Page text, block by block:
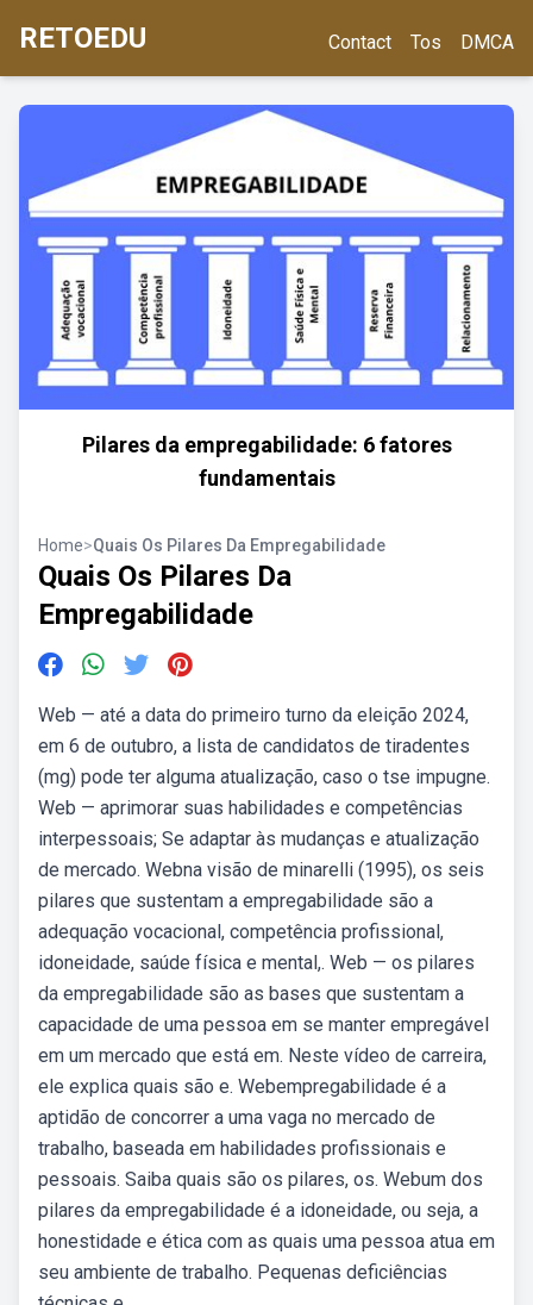
RETOEDU Contact Tos DMCA
Pilares da empregabilidade: 6 fatores
fundamentais
Home>Quais Os Pilares Da Empregabilidade
Quais Os Pilares Da
Empregabilidade
Web — até a data do primeiro turno da eleição 2024,
em 6 de outubro, a lista de candidatos de tiradentes
(mg) pode ter alguma atualização, caso o tse impugne.
Web — aprimorar suas habilidades e competências
interpessoais; Se adaptar às mudanças e atualização
de mercado. Webna visão de minarelli (1995), os seis
pilares que sustentam a empregabilidade são a
adequação vocacional, competência profissional,
idoneidade, saúde física e mental,. Web — os pilares
da empregabilidade são as bases que sustentam a
capacidade de uma pessoa em se manter empregável
em um mercado que está em. Neste vídeo de carreira,
ele explica quais são e. Webempregabilidade é a
aptidão de concorrer a uma vaga no mercado de
trabalho, baseada em habilidades profissionais e
pessoais. Saiba quais são os pilares, os. Webum dos
pilares da empregabilidade é a idoneidade, ou seja, a
honestidade e ética com as quais uma pessoa atua em
seu ambiente de trabalho. Pequenas deficiências